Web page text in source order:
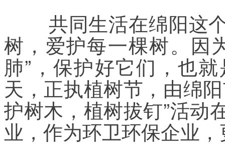
树，爱护每一棵树。因
肺”，保护好它们，也
天，正执植树节，由绵
护树木，植树拔钉”活动
业，作为环卫环保企业